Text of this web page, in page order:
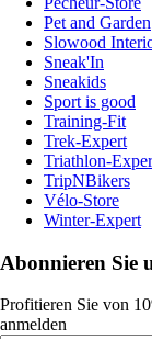
Pet and Garden
Slowood
Sneak'In
Sneakids
Sport is good
Training-Fit
Trek-Expert
Triathlon-
TripNBikers
Vélo-Store
Winter-Expert
Abonnieren Sie
Profitieren Sie von
anmelden